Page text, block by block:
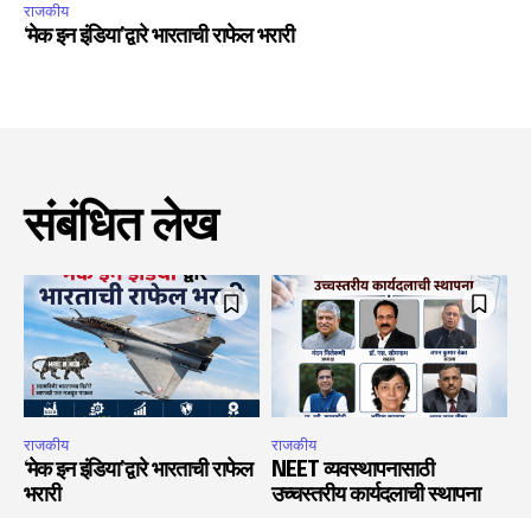
राजकीय
‘मेक इन इंडिया’द्वारे भारताची राफेल भरारी
संबंधित लेख
राजकीय
‘मेक इन इंडिया’द्वारे भारताची राफेल
भरारी
राजकीय
NEET व्यवस्थापनासाठी
उच्चस्तरीय कार्यदलाची स्थापना